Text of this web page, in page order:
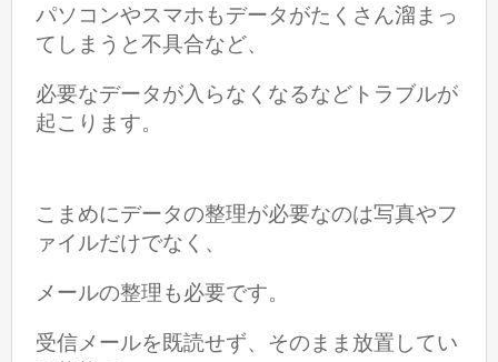
パソコンやスマホもデータがたくさん溜まっ
てしまうと不具合など、
必要なデータが入らなくなるなどトラブルが
起こります。
こまめにデータの整理が必要なのは写真やフ
ァイルだけでなく、
メールの整理も必要です。
受信メールを既読せず、そのまま放置してい